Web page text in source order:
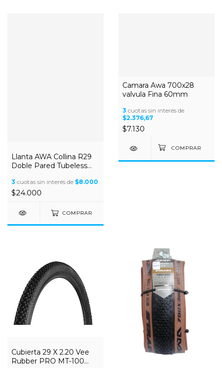
Llanta AWA Collina R29
Doble Pared Tubeless
3 cuotas sin interés de $8.000
$24.000
COMPRAR
Camara Awa 700x28
valvula Fina 60mm
3 cuotas sin interés de
$2.376,67
$7.130
Cubierta 29 X 2.20 Vee
Rubber PRO MT-100